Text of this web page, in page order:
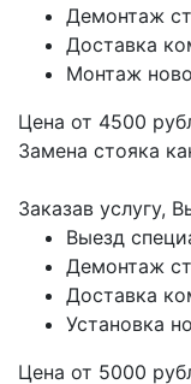
Демонтаж
Доставка
Монтаж
Цена от 4500
Замена стояка
Заказав услугу,
Выезд
Демонтаж
Доставка
Установка
Цена от 5000